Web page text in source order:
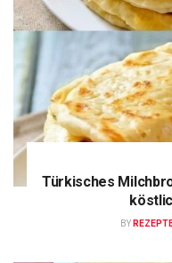
Türkisches
BY